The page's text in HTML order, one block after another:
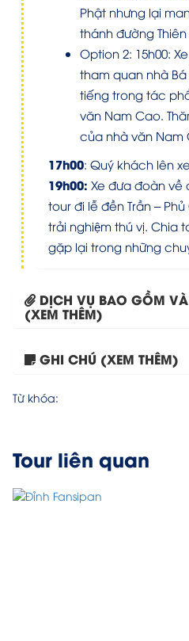
Phật nhưng lại
thánh đường
Option 2: 15h00:
tham quan nhà
tiếng trong tác
văn Nam Cao.
của nhà văn Nam
17h00: Quý khách lên
19h00: Xe đưa đoàn về
tour đi lễ đền Trần –
trải nghiệm thú vị. Chia
gặp lại trong những
DỊCH VỤ BAO GỒM
(XEM THÊM)
GHI CHÚ (XEM THÊM)
Từ khóa:
Tour liên quan
Tour Đà Nẵng